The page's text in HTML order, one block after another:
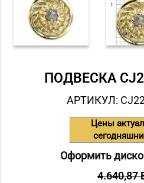
ПОДВЕСКА
АРТИКУЛ:
Цены
Оформить
4.640,87